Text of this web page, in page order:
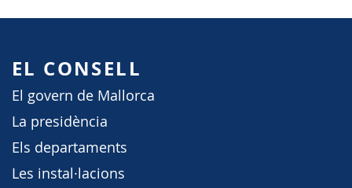
EL CONSELL
El govern de Mallorca
La presidència
Els departaments
Les instal·lacions